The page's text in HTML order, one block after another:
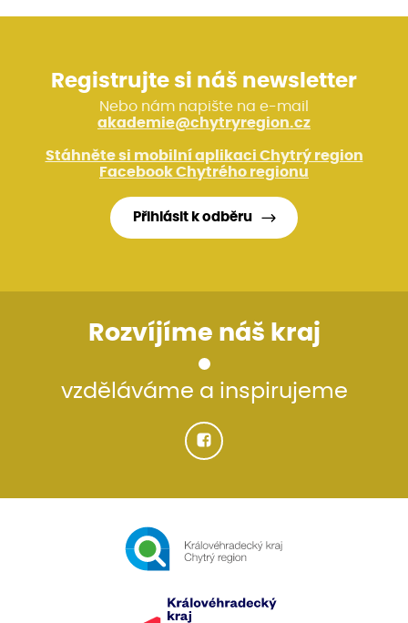
Registrujte si náš newsletter
Nebo nám napište na e-mail
akademie@chytryregion.cz
Stáhněte si mobilní aplikaci Chytrý region
Facebook Chytrého regionu
Přihlásit k odběru
Rozvíjíme náš kraj
vzděláváme a inspirujeme